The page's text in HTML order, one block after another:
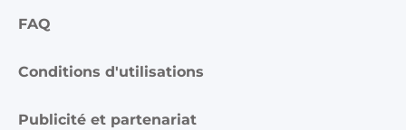
FAQ
Conditions d'utilisations
Publicité et partenariat